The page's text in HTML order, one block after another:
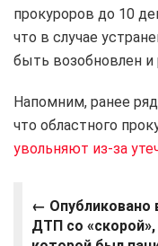
прокуроров до 10
что в случае
быть возобновлен и
Напомним, ранее
что областного
увольняют из-за
← Опубликовано
ДТП со «скорой»,